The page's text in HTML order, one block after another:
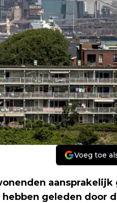
Voeg toe
geleden door